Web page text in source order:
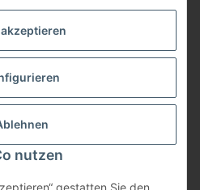
nutzen
gestatten Sie den